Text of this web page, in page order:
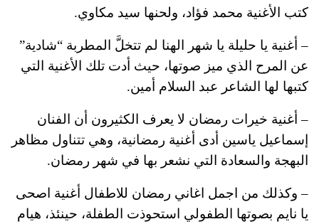
كتب الأغنية محمد فؤاد، ولحنها سيد مكاوي.
– أغنية يا حليلة يا شهر الهنا لم تتخلَّ المطربة “شادية”
عن المرح الذي ميز صوتها، حيث أدت تلك الأغنية التي
كتبها لها الشاعر عبد السلام أمين.
– أغنية خيرات رمضان لا يعرف الكثيرون أن الفنان
إسماعيل ياسين أدى أغنية رمضانية، وهي تتناول مظاهر
البهجة والسعادة التي نشعر بها في شهر رمضان.
– وكذلك من اجمل اغاني رمضان للاطفال أغنية اصحى
يا نايم بصوتها الطفولي استحوذت الطفلة، حينئذ، هيام